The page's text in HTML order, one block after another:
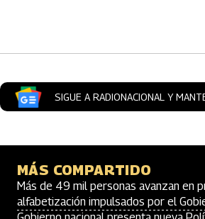
SIGUE A RADIONACIONAL Y
MÁS COMPARTIDO
Más de 49 mil personas avanzan en
alfabetización impulsados por el